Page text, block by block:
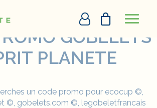
EN LIGNE
CODE PROMO GOBELETS ESPRIT PLANETE
GOBELETS
PLANETE
un code promo pour ecocup ©,
©, gobelets.com ©, legobeletfrancais